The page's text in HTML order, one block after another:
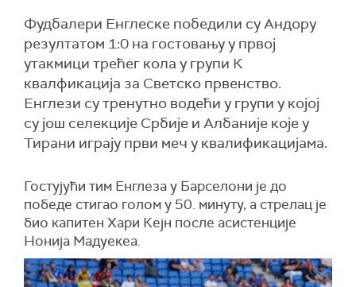
Фудбалери Енглеске победили су Андору
резултатом 1:0 на гостовању у првој
утакмици трећег кола у групи К
квалфикација за Светско првенство.
Енглези су тренутно водећи у групи у којој
су још селекције Србије и Албаније које у
Тирани играју први меч у квалификацијама.
Гостујући тим Енглеза у Барселони је до
победе стигао голом у 50. минуту, а стрелац је
био капитен Хари Кејн после асистенције
Нонија Мадуекеа.